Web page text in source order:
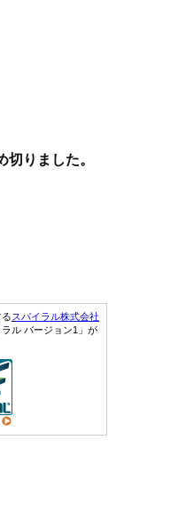
切りました。
スパイラル株式会社
ル バージョン1」が